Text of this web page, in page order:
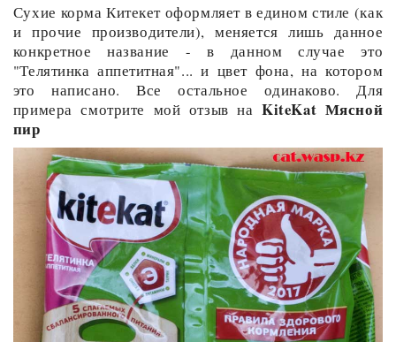
Сухие корма Китекет оформляет в едином стиле (как
и прочие производители), меняется лишь данное
конкретное название - в данном случае это
"Телятинка аппетитная"... и цвет фона, на котором
это написано. Все остальное одинаково. Для
примера смотрите мой отзыв наKiteKat Мясной
пир